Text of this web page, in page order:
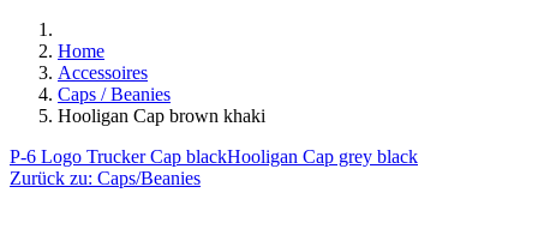
Home
Accessoires
Caps / Beanies
Hooligan Cap brown khaki
P-6 Logo Trucker Cap blackHooligan Cap grey black
Zurück zu: Caps/Beanies